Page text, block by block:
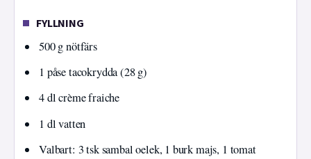
FYLLNING
500 g nötfärs
1 påse tacokrydda (28 g)
4 dl crème fraiche
1 dl vatten
Valbart: 3 tsk sambal oelek, 1 burk majs, 1 tomat